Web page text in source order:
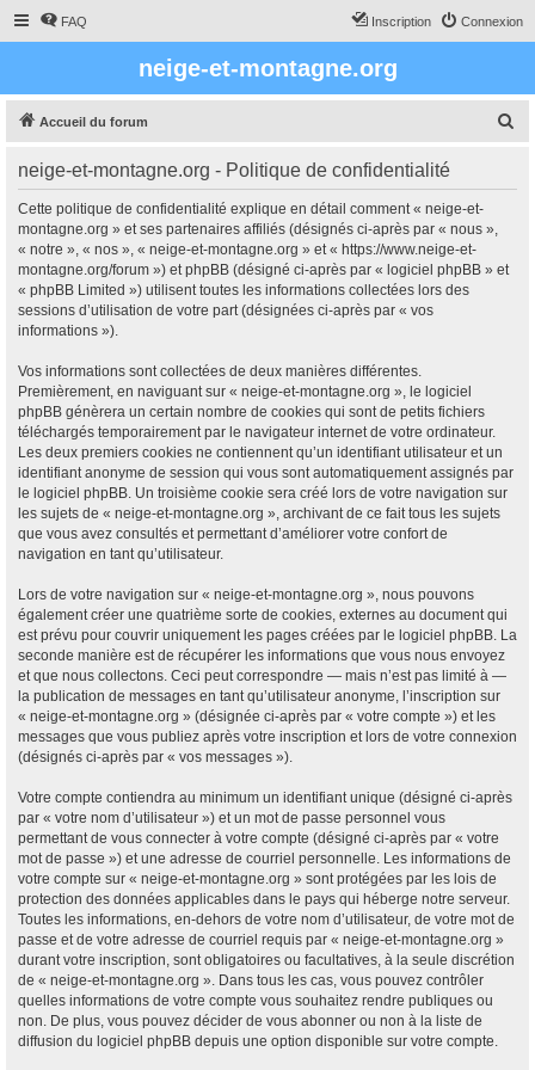
FAQ Connexion
Inscription
neige-et-montagne.org
Accueil du forum
neige-et-montagne.org - Politique de confidentialité
Cette politique de confidentialité explique en détail comment « neige-et-
montagne.org » et ses partenaires affiliés (désignés ci-après par « nous »,
« notre », « nos », « neige-et-montagne.org » et « https://www.neige-et-
montagne.org/forum ») et phpBB (désigné ci-après par « logiciel phpBB » et
« phpBB Limited ») utilisent toutes les informations collectées lors des
sessions d’utilisation de votre part (désignées ci-après par « vos
informations »).
Vos informations sont collectées de deux manières différentes.
Premièrement, en naviguant sur « neige-et-montagne.org », le logiciel
phpBB génèrera un certain nombre de cookies qui sont de petits fichiers
téléchargés temporairement par le navigateur internet de votre ordinateur.
Les deux premiers cookies ne contiennent qu’un identifiant utilisateur et un
identifiant anonyme de session qui vous sont automatiquement assignés par
le logiciel phpBB. Un troisième cookie sera créé lors de votre navigation sur
les sujets de « neige-et-montagne.org », archivant de ce fait tous les sujets
que vous avez consultés et permettant d’améliorer votre confort de
navigation en tant qu’utilisateur.
Lors de votre navigation sur « neige-et-montagne.org », nous pouvons
également créer une quatrième sorte de cookies, externes au document qui
est prévu pour couvrir uniquement les pages créées par le logiciel phpBB. La
seconde manière est de récupérer les informations que vous nous envoyez
et que nous collectons. Ceci peut correspondre — mais n’est pas limité à —
la publication de messages en tant qu’utilisateur anonyme, l’inscription sur
« neige-et-montagne.org » (désignée ci-après par « votre compte ») et les
messages que vous publiez après votre inscription et lors de votre connexion
(désignés ci-après par « vos messages »).
Votre compte contiendra au minimum un identifiant unique (désigné ci-après
par « votre nom d’utilisateur ») et un mot de passe personnel vous
permettant de vous connecter à votre compte (désigné ci-après par « votre
mot de passe ») et une adresse de courriel personnelle. Les informations de
votre compte sur « neige-et-montagne.org » sont protégées par les lois de
protection des données applicables dans le pays qui héberge notre serveur.
Toutes les informations, en-dehors de votre nom d’utilisateur, de votre mot de
passe et de votre adresse de courriel requis par « neige-et-montagne.org »
durant votre inscription, sont obligatoires ou facultatives, à la seule discrétion
de « neige-et-montagne.org ». Dans tous les cas, vous pouvez contrôler
quelles informations de votre compte vous souhaitez rendre publiques ou
non. De plus, vous pouvez décider de vous abonner ou non à la liste de
diffusion du logiciel phpBB depuis une option disponible sur votre compte.